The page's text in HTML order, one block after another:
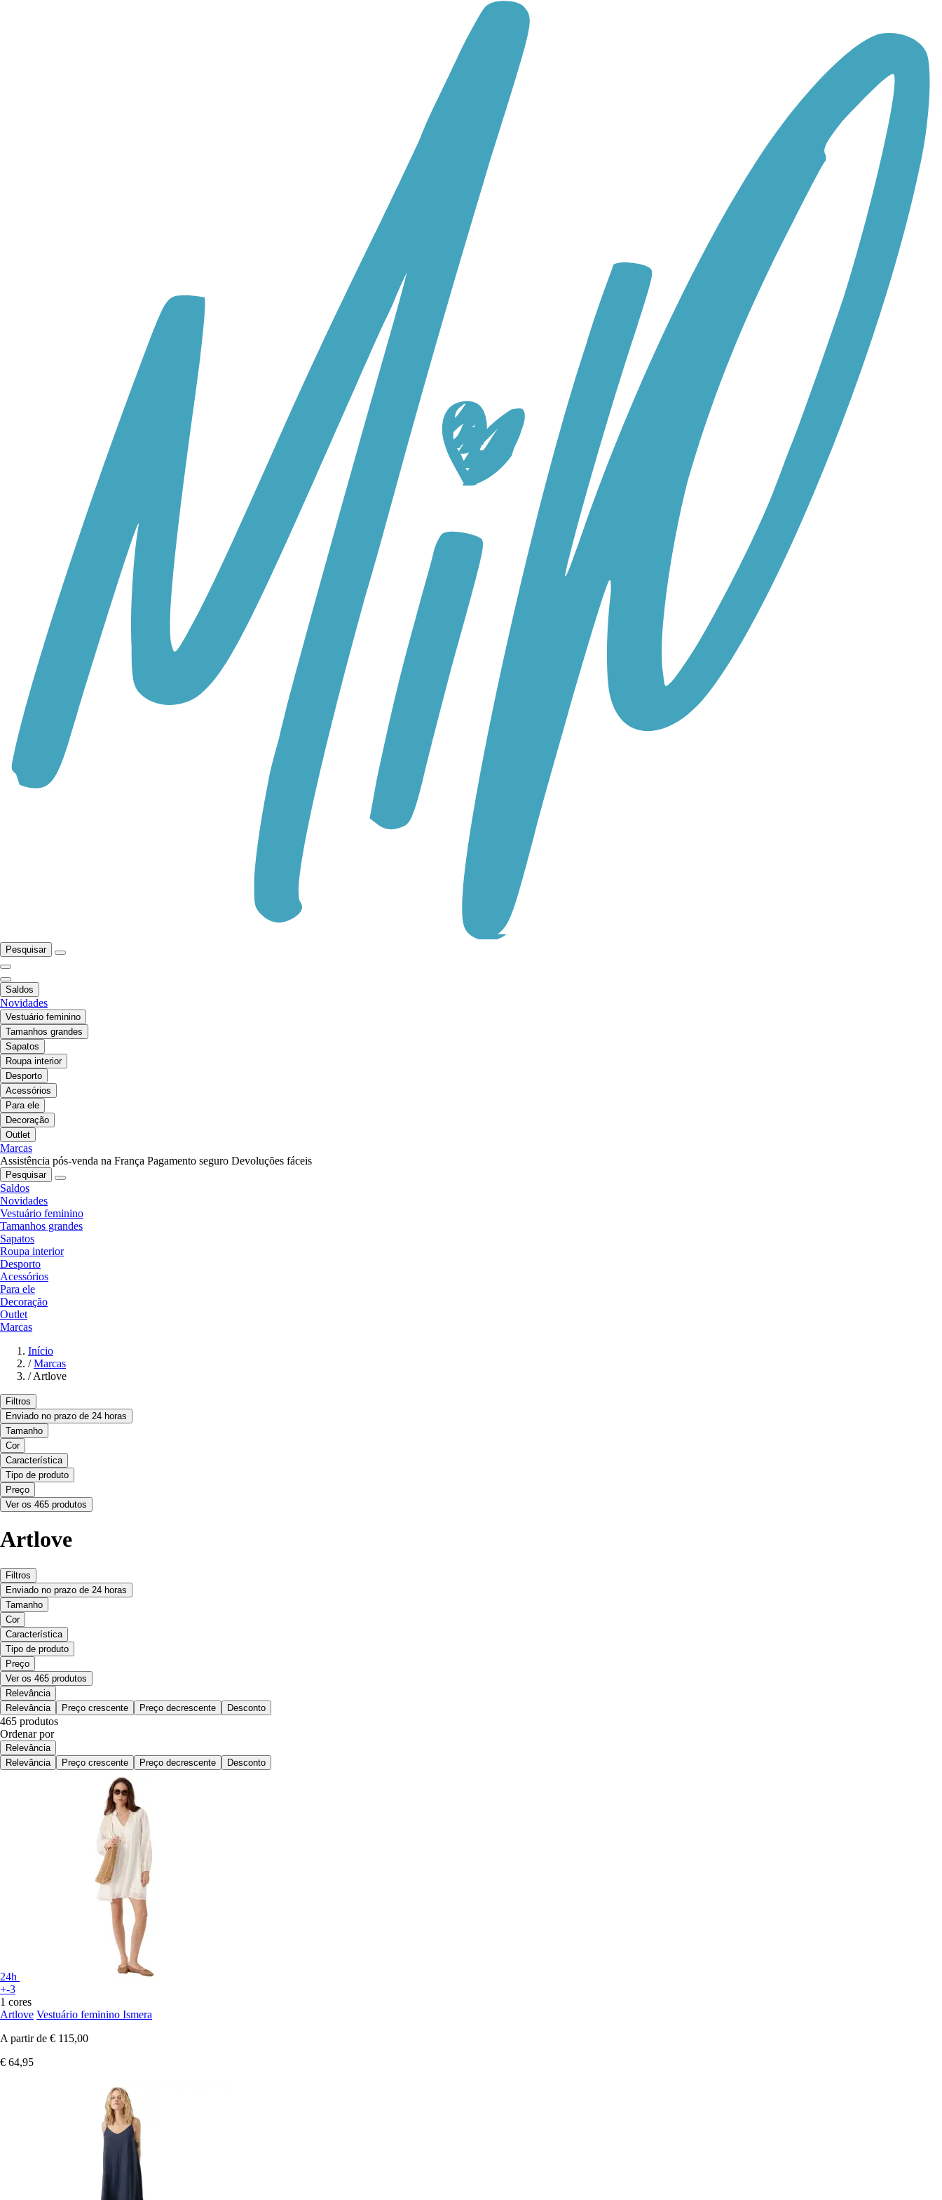
Pesquisar
Saldos
Novidades
Vestuário feminino
Tamanhos grandes
Sapatos
Roupa interior
Desporto
Acessórios
Para ele
Decoração
Outlet
Marcas
Assistência pós-venda na França Pagamento seguro Devoluções fáceis
Pesquisar
Saldos
Novidades
Vestuário feminino
Tamanhos grandes
Sapatos
Roupa interior
Desporto
Acessórios
Para ele
Decoração
Outlet
Marcas
Início
/ Marcas
/ Artlove
Filtros
Enviado no prazo de 24 horas
Tamanho
Cor
Característica
Tipo de produto
Preço
Ver os 465 produtos
Artlove
Filtros
Enviado no prazo de 24 horas
Tamanho
Cor
Característica
Tipo de produto
Preço
Ver os 465 produtos
Relevância
Relevância
Preço crescente Preço decrescente Desconto
465 produtos
Ordenar por
Relevância
Relevância
Preço crescente Preço decrescente Desconto
24h
+-3
1 cores
Artlove Vestuário feminino Ismera
A partir de € 115,00
€ 64,95